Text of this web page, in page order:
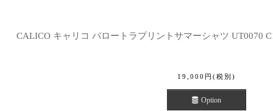
CALICO キャリコ バロートラプリントサマーシャツ UT0070
19,000 円 (税別)
Option